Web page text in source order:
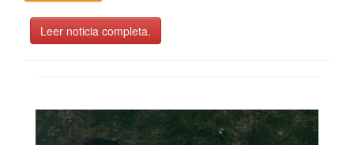
Leer noticia completa.